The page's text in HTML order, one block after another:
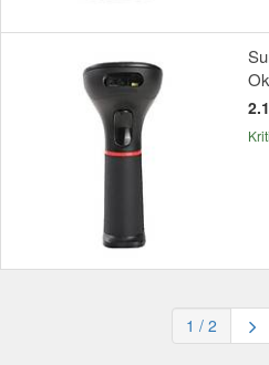
1 / 2